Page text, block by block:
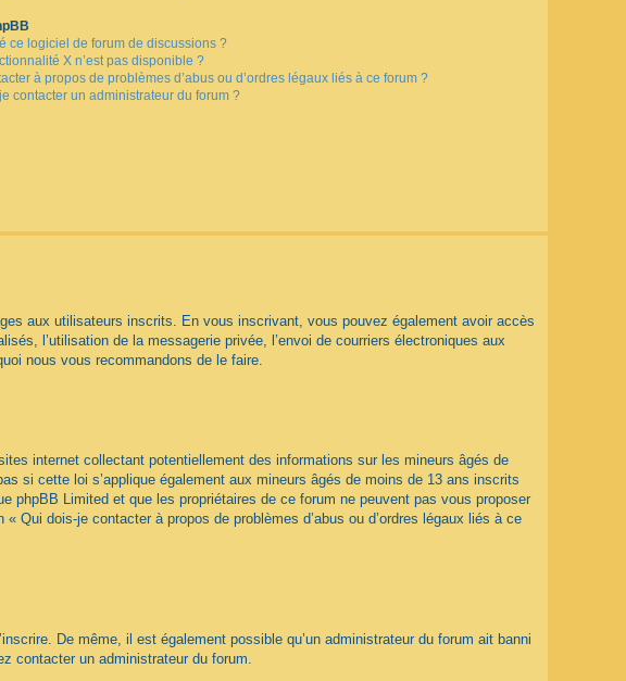
ce logiciel de forum de discussions ?
X n’est pas disponible ?
à propos de problèmes d’abus ou d’ordres légaux liés à ce forum ?
contacter un administrateur du forum ?
aux utilisateurs inscrits. En vous inscrivant, vous pouvez également avoir accès
l’utilisation de la messagerie privée, l’envoi de courriers électroniques aux
nous vous recommandons de le faire.
internet collectant potentiellement des informations sur les mineurs âgés de
si cette loi s’applique également aux mineurs âgés de moins de 13 ans inscrits
phpBB Limited et que les propriétaires de ce forum ne peuvent pas vous proposer
Qui dois-je contacter à propos de problèmes d’abus ou d’ordres légaux liés à ce
De même, il est également possible qu’un administrateur du forum ait banni
contacter un administrateur du forum.